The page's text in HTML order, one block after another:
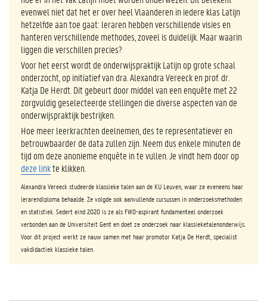
evenwel niet dat het er over heel Vlaanderen in iedere klas Latijn
hetzelfde aan toe gaat: leraren hebben verschillende visies en
hanteren verschillende methodes, zoveel is duidelijk. Maar waarin
liggen die verschillen precies?
Voor het eerst wordt de onderwijspraktijk Latijn op grote schaal
onderzocht, op initiatief van dra. Alexandra Vereeck en prof. dr.
Katja De Herdt. Dit gebeurt door middel van een enquête met 22
zorgvuldig geselecteerde stellingen die diverse aspecten van de
onderwijspraktijk bestrijken.
Hoe meer leerkrachten deelnemen, des te representatiever en
betrouwbaarder de data zullen zijn. Neem dus enkele minuten de
tijd om deze anonieme enquête in te vullen. Je vindt hem door op
deze linkte klikken.
Alexandra Vereeck studeerde klassieke talen aan de KU Leuven, waar ze eveneens haar
lerarendiploma behaalde. Ze volgde ook aanvullende cursussen in onderzoeksmethoden
en statistiek. Sedert eind 2020 is ze als FWO-aspirant fundamenteel onderzoek
verbonden aan de Universiteit Gent en doet ze onderzoek naar klassieketalenonderwijs.
Voor dit project werkt ze nauw samen met haar promotor Katja De Herdt, specialist
vakdidactiek klassieke talen.